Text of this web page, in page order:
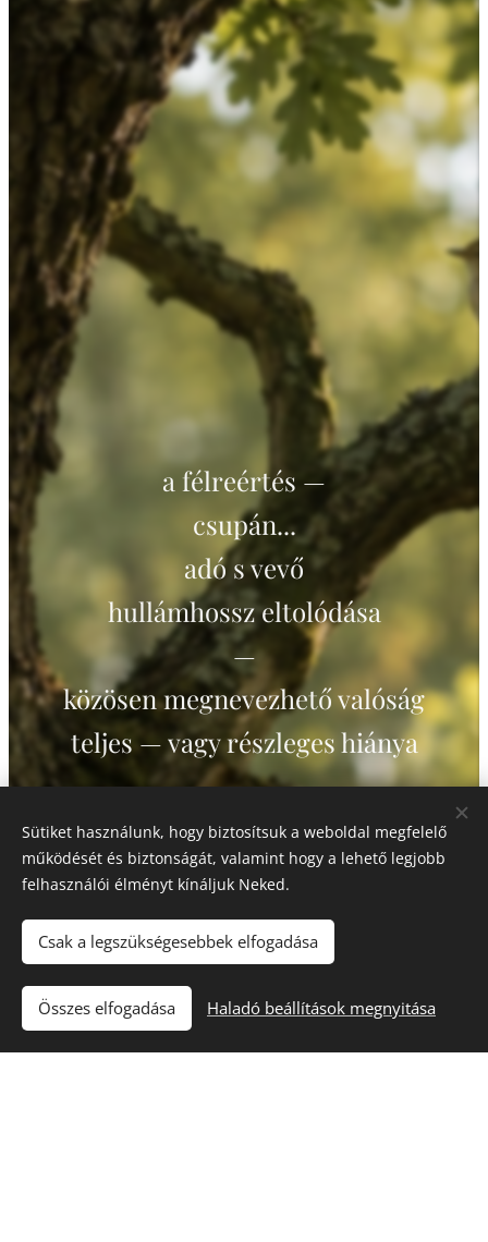
a félreértés —
csupán...
adó s vevő
hullámhossz eltolódása
—
közösen megnevezhető valóság
teljes — vagy részleges hiánya
...
Sütiket használunk, hogy biztosítsuk a weboldal megfelelő
működését és biztonságát, valamint hogy a lehető legjobb
felhasználói élményt kínáljuk Neked.
Csak a legszükségesebbek elfogadása
Összes elfogadása Haladó beállítások megnyitása